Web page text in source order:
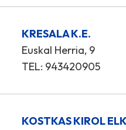
KRESALA K.E.
Euskal Herria, 9
TEL: 943420905
KOSTKAS KIROL